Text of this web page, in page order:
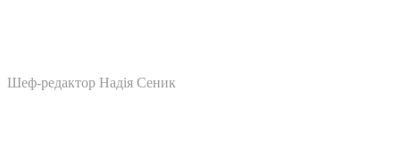
Шеф-редактор Надія Сеник